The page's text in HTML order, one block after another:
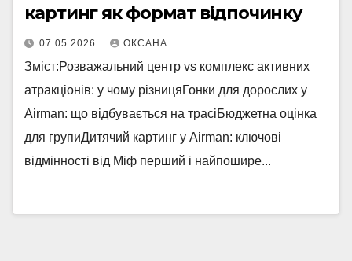
картинг як формат відпочинку
07.05.2026 ОКСАНА
Зміст:Розважальний центр vs комплекс активних
атракціонів: у чому різницяГонки для дорослих у
Airman: що відбувається на трасіБюджетна оцінка
для групиДитячий картинг у Airman: ключові
відмінності від Міф перший і найпошире...